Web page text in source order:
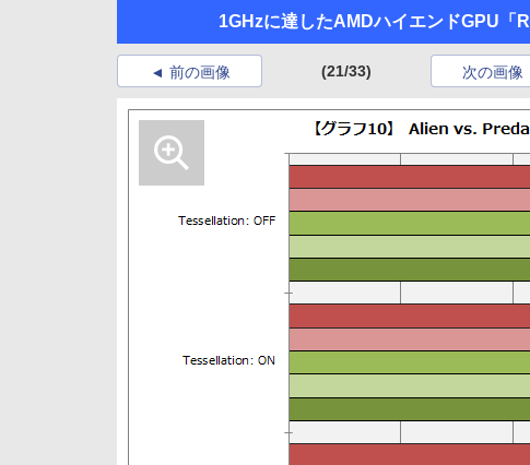
1GHzに達したAMDハイエンドGPU
前の画像 (21/33) 次の画像